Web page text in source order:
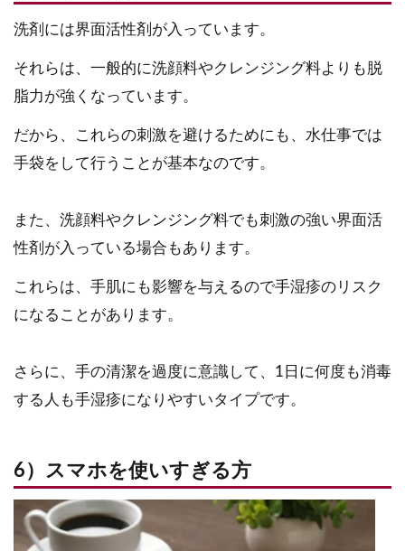
洗剤には界面活性剤が入っています。
それらは、一般的に洗顔料やクレンジング料よりも脱
脂力が強くなっています。
だから、これらの刺激を避けるためにも、水仕事では
手袋をして行うことが基本なのです。
また、洗顔料やクレンジング料でも刺激の強い界面活
性剤が入っている場合もあります。
これらは、手肌にも影響を与えるので手湿疹のリスク
になることがあります。
さらに、手の清潔を過度に意識して、1日に何度も消毒
する人も手湿疹になりやすいタイプです。
6）スマホを使いすぎる方